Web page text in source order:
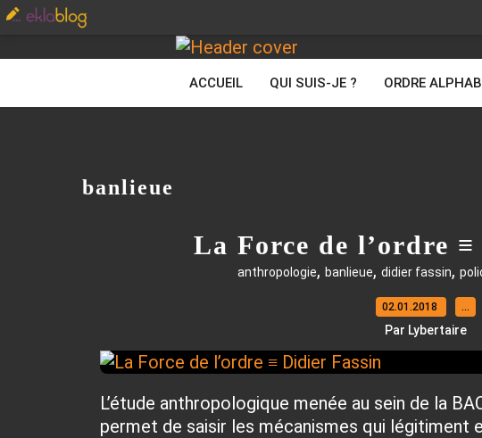
ACCUEIL QUI SUIS-JE ? ORDRE
banlieue
La Force de l’ordre
anthropologie, banlieue, didier fassin,
02.01.2018 …
Par Lybertaire
L’étude anthropologique menée au sein de la
permet de saisir les mécanismes qui légitiment